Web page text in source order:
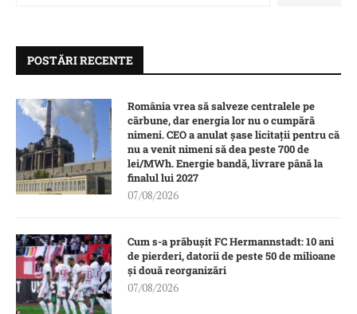
POSTĂRI RECENTE
România vrea să salveze centralele pe
cărbune, dar energia lor nu o cumpără
nimeni. CEO a anulat șase licitații pentru că
nu a venit nimeni să dea peste 700 de
lei/MWh. Energie bandă, livrare până la
finalul lui 2027
07/08/2026
Cum s-a prăbușit FC Hermannstadt: 10 ani
de pierderi, datorii de peste 50 de milioane
și două reorganizări
07/08/2026